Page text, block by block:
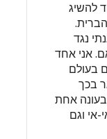
להשיג
נגד
אני אחד
בעולם
בכך
אחת
אי וגם